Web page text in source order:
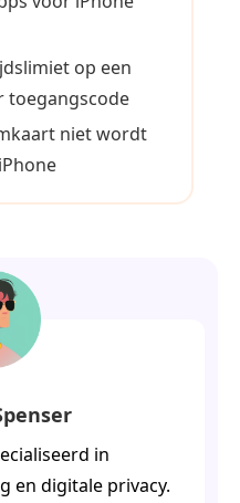
op een
toegangscode
niet wordt
in
en digitale privacy.